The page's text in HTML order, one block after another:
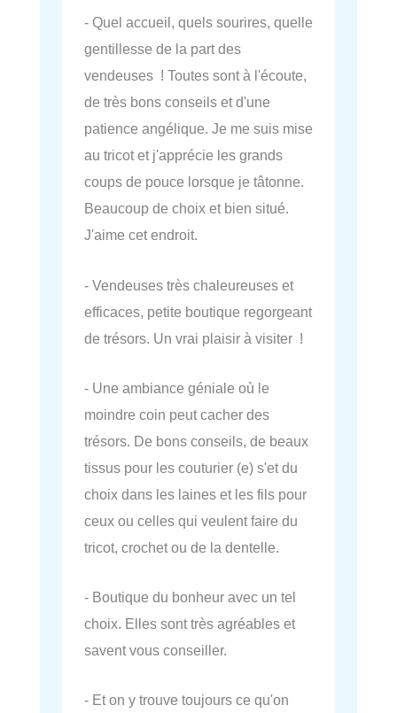
- Quel accueil, quels sourires, quelle
gentillesse de la part des
vendeuses ! Toutes sont à l'écoute,
de très bons conseils et d'une
patience angélique. Je me suis mise
au tricot et j'apprécie les grands
coups de pouce lorsque je tâtonne.
Beaucoup de choix et bien situé.
J'aime cet endroit.
- Vendeuses très chaleureuses et
efficaces, petite boutique regorgeant
de trésors. Un vrai plaisir à visiter !
- Une ambiance géniale où le
moindre coin peut cacher des
trésors. De bons conseils, de beaux
tissus pour les couturier (e) s'et du
choix dans les laines et les fils pour
ceux ou celles qui veulent faire du
tricot, crochet ou de la dentelle.
- Boutique du bonheur avec un tel
choix. Elles sont très agréables et
savent vous conseiller.
- Et on y trouve toujours ce qu'on